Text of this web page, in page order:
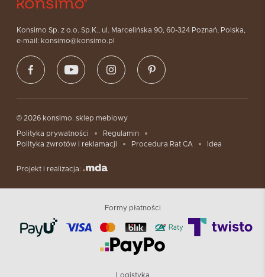
Konsimo Sp. z o.o. Sp.K., ul. Marcelińska 90, 60-324 Poznań, Polska,
e-mail: konsimo@konsimo.pl
© 2026 konsimo. sklep meblowy
Polityka prywatności
Regulamin
Polityka zwrotów i reklamacji
Procedura Rat CA Idea
Projekt i realizacja:
Formy płatności
Logistyka